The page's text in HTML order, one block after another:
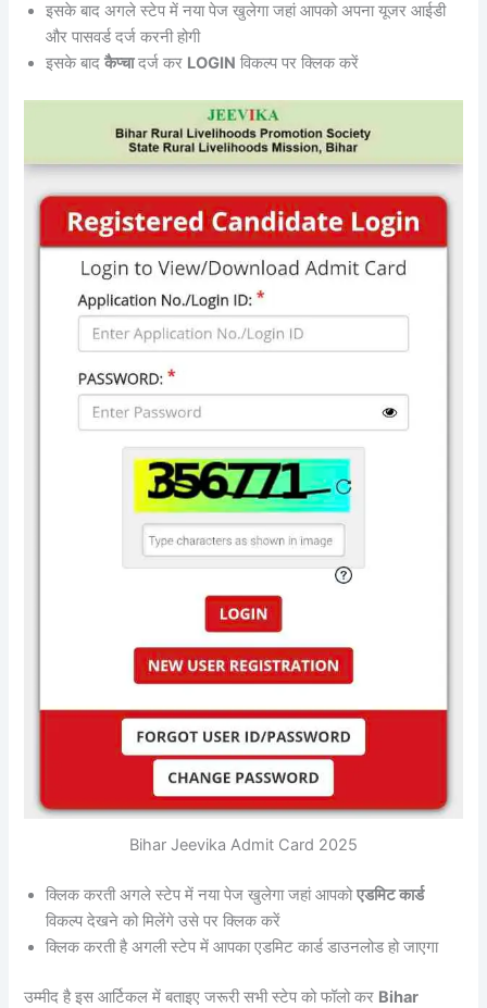
इसके बाद अगले स्टेप में नया पेज खुलेगा जहां आपको अपना यूजर आईडी
और पासवर्ड दर्ज करनी होगी
इसके बादकैप्चादर्ज कर LOGIN विकल्प पर क्लिक करें
Bihar Jeevika Admit Card 2025
क्लिक करती अगले स्टेप में नया पेज खुलेगा जहां आपकोएडमिट कार्ड
विकल्प देखने को मिलेंगे उसे पर क्लिक करें
क्लिक करती है अगली स्टेप में आपका एडमिट कार्ड डाउनलोड हो जाएगा
उम्मीद है इस आर्टिकल में बताइए जरूरी सभी स्टेप को फॉलो कर Bihar